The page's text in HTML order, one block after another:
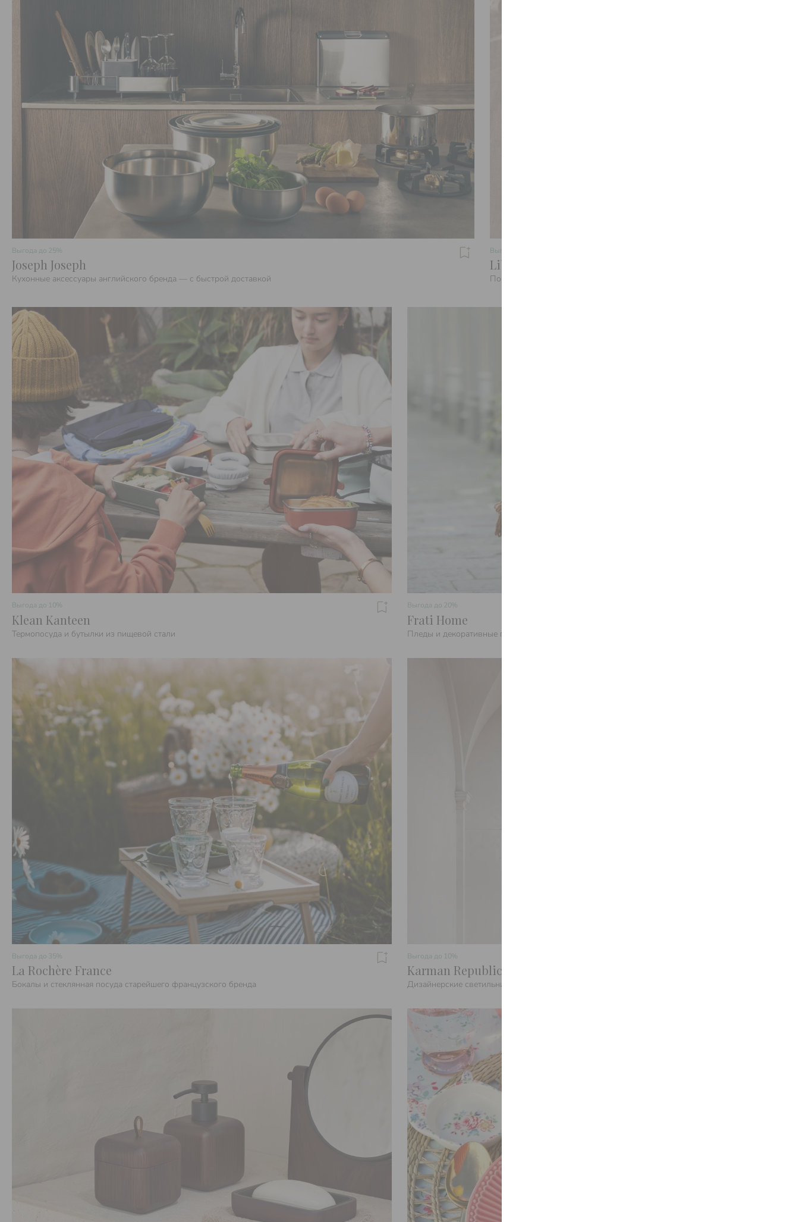
Выгода до 25%
Joseph Joseph
Кухонные аксессуары английского бренда — с быстрой доставкой
Выгода до
Liberty Jones
Посуда для сервировки и хранения
Выгода до 10%
Klean Kanteen
Термопосуда и бутылки из пищевой стали
Выгода до 20%
Frati Home
Пледы и декоративные подушки итальянского производства
Выгода до 35%
La Rochère France
Бокалы и стеклянная посуда старейшего французского бренда
Выгода до 10%
Karman Republic
Дизайнерские светильники из Италии